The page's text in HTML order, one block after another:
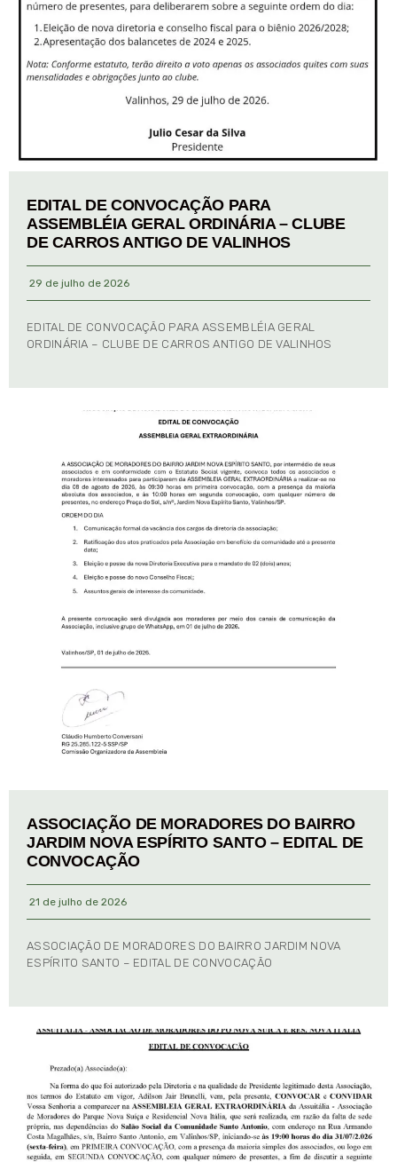
EDITAL DE CONVOCAÇÃO PARA
ASSEMBLÉIA GERAL ORDINÁRIA – CLUBE
DE CARROS ANTIGO DE VALINHOS
29 de julho de 2026
EDITAL DE CONVOCAÇÃO PARA ASSEMBLÉIA GERAL
ORDINÁRIA – CLUBE DE CARROS ANTIGO DE VALINHOS
ASSOCIAÇÃO DE MORADORES DO BAIRRO
JARDIM NOVA ESPÍRITO SANTO – EDITAL DE
CONVOCAÇÃO
21 de julho de 2026
ASSOCIAÇÃO DE MORADORES DO BAIRRO JARDIM NOVA
ESPÍRITO SANTO – EDITAL DE CONVOCAÇÃO